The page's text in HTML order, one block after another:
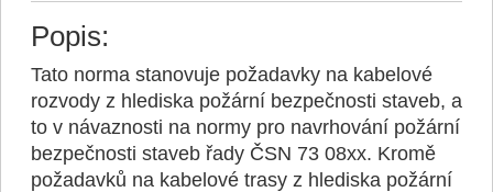
Popis:
Tato norma stanovuje požadavky na kabelové
rozvody z hlediska požární bezpečnosti staveb, a
to v návaznosti na normy pro navrhování požární
bezpečnosti staveb řady ČSN 73 08xx. Kromě
požadavků na kabelové trasy z hlediska požární